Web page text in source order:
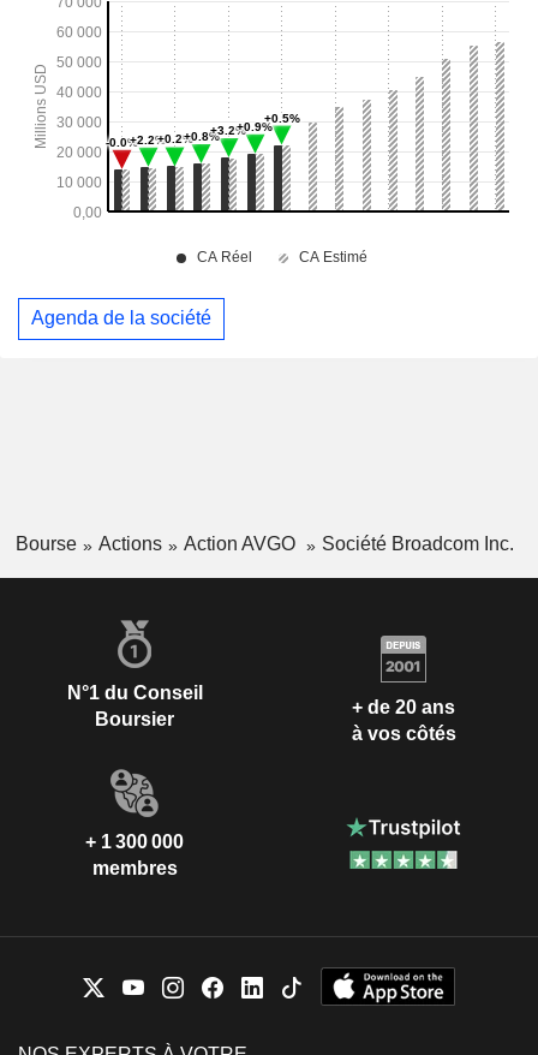
Agenda de la société
Bourse Actions Action AVGO Société Broadcom Inc.
N°1 du Conseil
Boursier
+ de 20 ans
à vos côtés
+ 1 300 000
membres